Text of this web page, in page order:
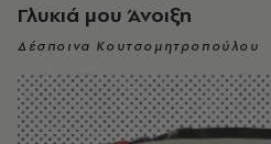
Γλυκιά μου Άνοιξη
Δέσποινα Κουτσομητροπούλου